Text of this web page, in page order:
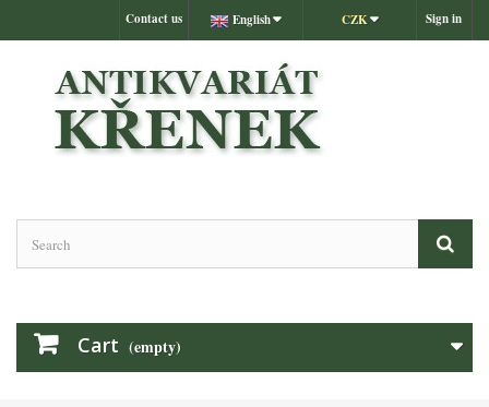
Sign in
CZK
English
Contact us
Cart (empty)